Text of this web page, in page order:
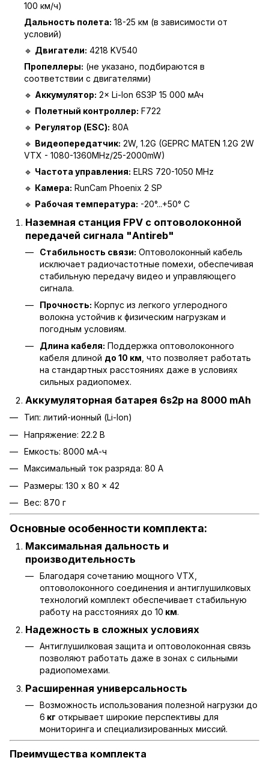
100 км/ч)
Дальность полета: 18-25 км (в зависимости от
условий)
🔹 Двигатели: 4218 KV540
Пропеллеры: (не указано, подбираются в
соответствии с двигателями)
🔹 Аккумулятор: 2× Li-Ion 6S3P 15 000 мАч
🔹 Полетный контроллер: F722
🔹 Регулятор (ESC): 80A
🔹 Видеопередатчик: 2W, 1.2G (GEPRC MATEN 1.2G 2W
VTX - 1080-1360MHz/25-2000mW)
🔹 Частота управления: ELRS 720-1050 MHz
🔹 Камера: RunCam Phoenix 2 SP
🔹 Рабочая температура: -20°...+50° C
Наземная станция FPV с оптоволоконной
передачей сигнала "Antireb"
Стабильность связи: Оптоволоконный кабель
исключает радиочастотные помехи, обеспечивая
стабильную передачу видео и управляющего
сигнала.
Прочность: Корпус из легкого углеродного
волокна устойчив к физическим нагрузкам и
погодным условиям.
Длина кабеля: Поддержка оптоволоконного
кабеля длиной до 10 км , что позволяет работать
на стандартных расстояниях даже в условиях
сильных радиопомех.
Аккумуляторная батарея 6s2p на 8000 mAh
Тип: литий-ионный (Li-Ion)
Напряжение: 22.2 В
Емкость: 8000 мА-ч
Максимальный ток разряда: 80 А
Размеры: 130 x 80 x 42
Вес: 870 г
Основные особенности комплекта:
Максимальная дальность и
производительность
Благодаря сочетанию мощного VTX,
оптоволоконного соединения и антиглушилковых
технологий комплект обеспечивает стабильную
работу на расстояниях до 10 км.
Надежность в сложных условиях
Антиглушилковая защита и оптоволоконная связь
позволяют работать даже в зонах с сильными
радиопомехами.
Расширенная универсальность
Возможность использования полезной нагрузки до
6 кг открывает широкие перспективы для
мониторинга и специализированных миссий.
Преимущества комплекта